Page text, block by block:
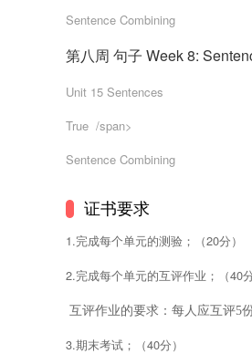
Sentence Combining
第八周 句子 Week 8:
Unit 15 Sentences
True  /span>
Sentence Combining
证书要求
1.完成每个单元的测验；（20分）
2.完成每个单元的互评作业；（40分
互评作业的要求：每人应互评5
3.期末考试；（40分）